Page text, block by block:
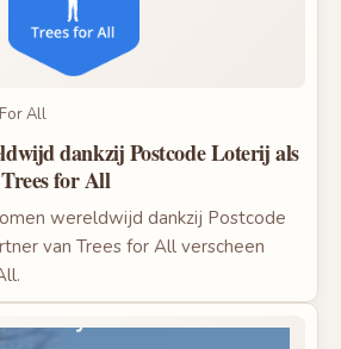
All
dankzij Postcode Loterij als
for All
wereldwijd dankzij Postcode
van Trees for All verscheen